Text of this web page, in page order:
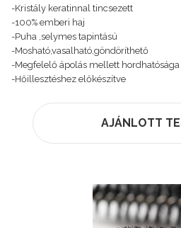
-Kristály keratinnal tincsezett
-100% emberi haj
-Puha ,selymes tapintású
-Mosható,vasalható,göndöríthető
-Megfelelő ápolás mellett hordhatósága
-Hőillesztéshez előkészítve
AJÁNLOTT